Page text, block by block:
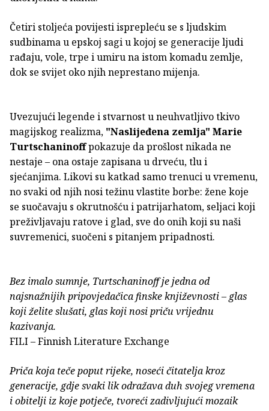
Četiri stoljeća povijesti isprepleću se s ljudskim
sudbinama u epskoj sagi u kojoj se generacije ljudi
rađaju, vole, trpe i umiru na istom komadu zemlje,
dok se svijet oko njih neprestano mijenja.
Uvezujući legende i stvarnost u neuhvatljivo tkivo
magijskog realizma, "Naslijeđena zemlja" Marie
Turtschaninoffpokazuje da prošlost nikada ne
nestaje – ona ostaje zapisana u drveću, tlu i
sjećanjima. Likovi su katkad samo trenuci u vremenu,
no svaki od njih nosi težinu vlastite borbe: žene koje
se suočavaju s okrutnošću i patrijarhatom, seljaci koji
preživljavaju ratove i glad, sve do onih koji su naši
suvremenici, suočeni s pitanjem pripadnosti.
Bez imalo sumnje, Turtschaninoff je jedna od
najsnažnijih pripovjedačica finske književnosti – glas
koji želite slušati, glas koji nosi priču vrijednu
kazivanja.
FILI – Finnish Literature Exchange
Priča koja teče poput rijeke, noseći čitatelja kroz
generacije, gdje svaki lik odražava duh svojeg vremena
i obitelji iz koje potječe, tvoreći zadivljujući mozaik